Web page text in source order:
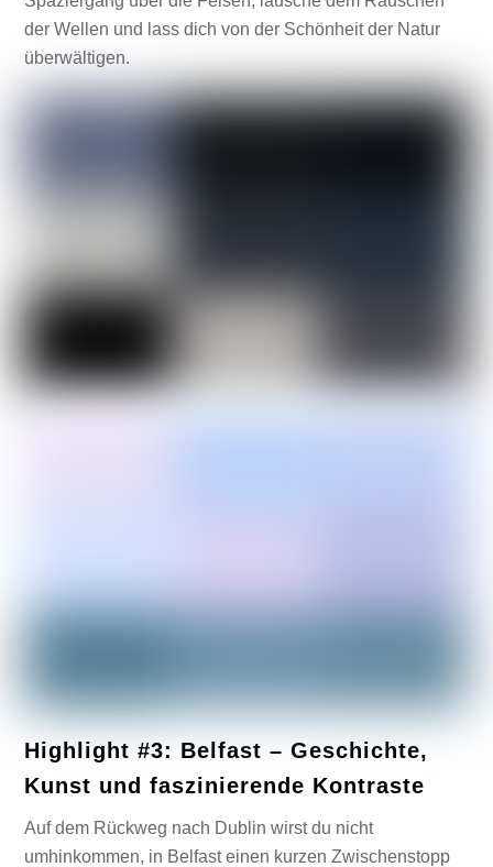
der Wellen und lass dich von der Schönheit der Natur
überwältigen.
Highlight #3: Belfast – Geschichte,
Kunst und faszinierende Kontraste
Auf dem Rückweg nach Dublin wirst du nicht
umhinkommen, in Belfast einen kurzen Zwischenstopp